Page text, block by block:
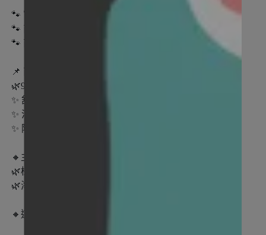
🐾 官方網站：odout.com
🐾 商品名稱：低敏植萃耳清淨
🐾 商品規格：200ml
📌 商品特色：
🌿98%天然成分🌿通過ECOCERT認證!!
✨ 舒緩力-化妝品級精華活性成分
✨ 溶解力-絕佳水稠比例，溶解效果看得到
✨ 除臭力-乾淨無味一整週
🔸主要原物料及添加物：
🌿植物萃取蘭花萃取液：舒緩耳道肌膚
🌿海洋萃取紅藻門藻：長效滋潤保濕
🔸適用對象：犬貓通用